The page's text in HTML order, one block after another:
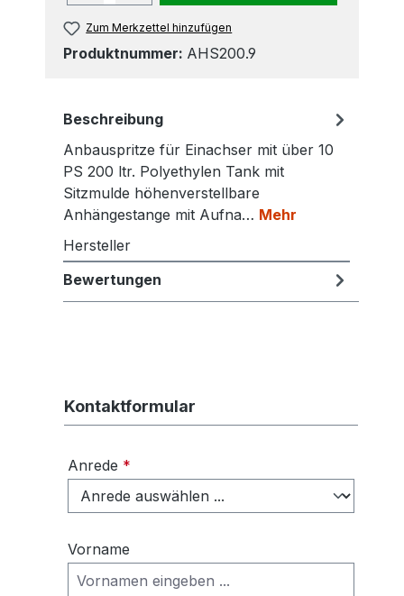
Zum Merkzettel hinzufügen
Produktnummer: AHS200.9
Beschreibung
Anbauspritze für Einachser mit über 10
PS 200 ltr. Polyethylen Tank mit
Sitzmulde höhenverstellbare
Anhängestange mit Aufna… Mehr
Hersteller
Bewertungen
Kontaktformular
Anrede *
Vorname